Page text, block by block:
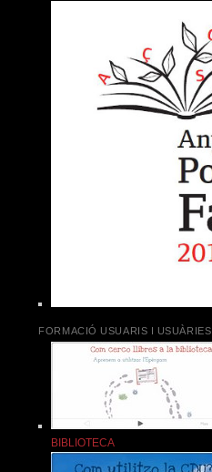
FORMACIÓ USUARIS I USUÀRIES
BIBLIOTECA